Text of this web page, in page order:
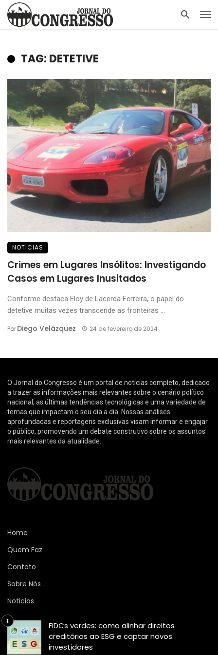
TAG: DETETIVE
NOTICIAS
Crimes em Lugares Insólitos: Investigando
Casos em Lugares Inusitados
Conforme destaca Eloy de Lacerda Ferreira, o papel do
detetive muitas vezes transcende as fronteiras ...
PorDiego Velázquez 24 de fevereiro de 2024
O Jornal do Congresso é um portal de notícias completo, dedicado
a trazer as informações mais relevantes sobre o cenário político
nacional, as últimas tendências tecnológicas e uma variedade de
temas que impactam o seu dia a dia. Nossas análises
aprofundadas e reportagens exclusivas visam informar e engajar
o público, promovendo um debate construtivo sobre os assuntos
mais relevantes da atualidade.
Home
Quem Faz
Contato
Sobre Nós
Noticias
FIDCs verdes: como alinhar direitos
creditórios ao ESG e captar novos
investidores